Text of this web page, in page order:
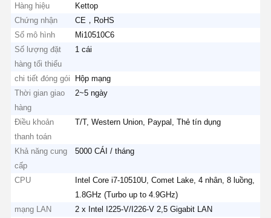
Hàng hiệu
Kettop
Chứng nhận
CE，RoHS
Số mô hình
Mi10510C6
Số lượng đặt
hàng tối thiểu
1 cái
chi tiết đóng gói
Hộp mạng
Thời gian giao
hàng
2~5 ngày
Điều khoản
thanh toán
T/T, Western Union, Paypal, Thẻ tín dụng
Khả năng cung
cấp
5000 CÁI / tháng
CPU
Intel Core i7-10510U, Comet Lake, 4 nhân, 8 luồng,
1.8GHz (Turbo up to 4.9GHz)
mạng LAN
2 x Intel I225-V/I226-V 2,5 Gigabit LAN